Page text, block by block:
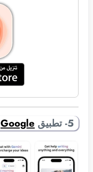
5- تطبيق Google